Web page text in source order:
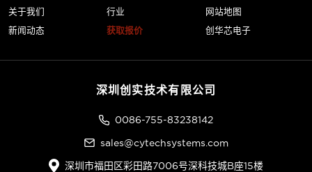
关于我们
新闻动态
行业
获取报价
网站地图
创华芯电子
深圳创实技术有限公司
0086-755-83238142
sales@cytechsystems.com
深圳市福田区彩田路7006号深科技城B座15楼